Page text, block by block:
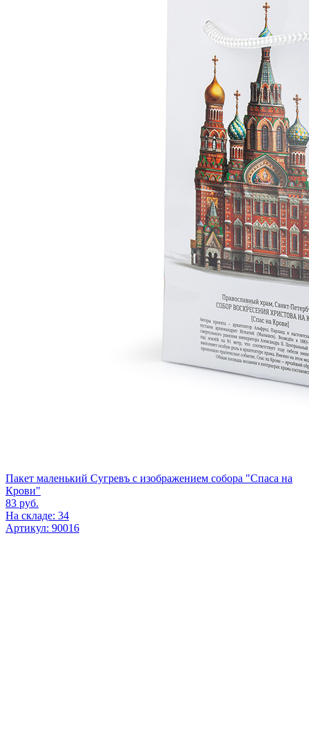
Пакет маленький Сугревъ с изображением собора "Спаса на
Крови"
83 руб.
На складе: 34
Артикул: 90016